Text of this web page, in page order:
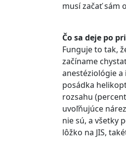
musí začať sám
Čo sa deje po
Funguje to tak,
začíname
anestéziológie
posádka
rozsahu
uvoľňujúce
nie sú, a všetky
lôžko na JIS,